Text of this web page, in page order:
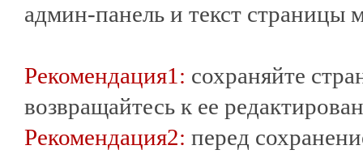
админ-панель и текст страницы
Рекомендация1: сохраняйте
возвращайтесь к ее
Рекомендация2: перед